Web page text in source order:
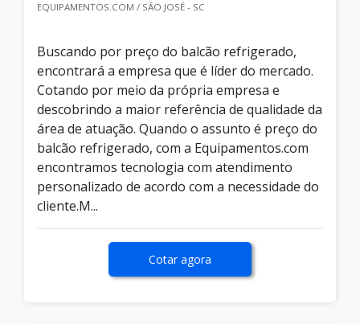
EQUIPAMENTOS.COM / SÃO JOSÉ - SC
Buscando por preço do balcão refrigerado,
encontrará a empresa que é líder do mercado.
Cotando por meio da própria empresa e
descobrindo a maior referência de qualidade da
área de atuação. Quando o assunto é preço do
balcão refrigerado, com a Equipamentos.com
encontramos tecnologia com atendimento
personalizado de acordo com a necessidade do
cliente.M...
Cotar agora